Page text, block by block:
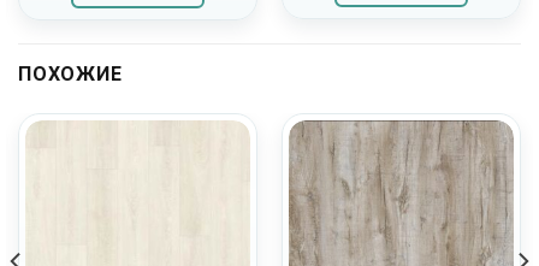
руб..
руб..
ПОХОЖИЕ